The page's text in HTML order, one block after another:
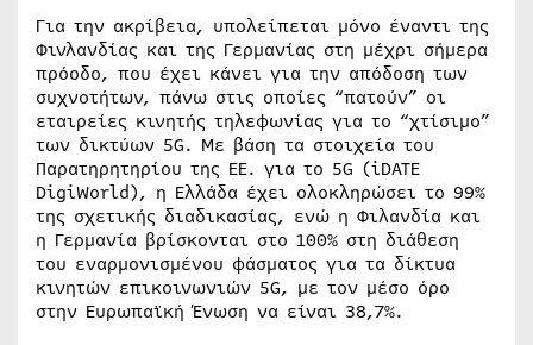
Για την ακρίβεια, υπολείπεται μόνο έναντι της
Φινλανδίας και της Γερμανίας στη μέχρι σήμερα
πρόοδο, που έχει κάνει για την απόδοση των
συχνοτήτων, πάνω στις οποίες “πατούν” οι
εταιρείες κινητής τηλεφωνίας για το “χτίσιμο”
των δικτύων 5G. Με βάση τα στοιχεία του
Παρατηρητηρίου της ΕΕ. για το 5G (iDATE
DigiWorld), η Ελλάδα έχει ολοκληρώσει το 99%
της σχετικής διαδικασίας, ενώ η Φιλανδία και
η Γερμανία βρίσκονται στο 100% στη διάθεση
του εναρμονισμένου φάσματος για τα δίκτυα
κινητών επικοινωνιών 5G, με τον μέσο όρο
στην Ευρωπαϊκή Ένωση να είναι 38,7%.